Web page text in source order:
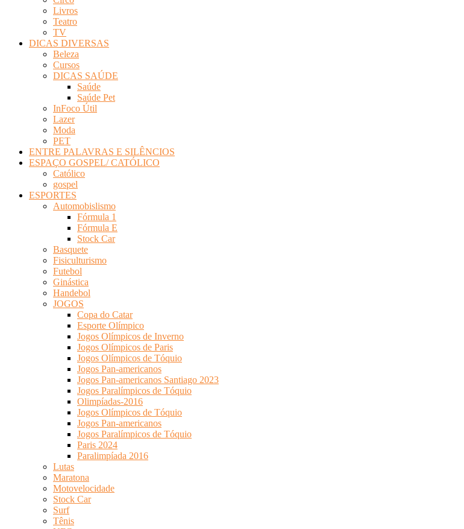
Livros
Teatro
TV
DICAS DIVERSAS
Beleza
Cursos
DICAS SAÚDE
Saúde
Saúde Pet
InFoco Útil
Lazer
Moda
PET
ENTRE PALAVRAS E SILÊNCIOS
ESPAÇO GOSPEL/ CATÓLICO
Católico
gospel
ESPORTES
Automobislismo
Fórmula 1
Fórmula E
Stock Car
Basquete
Fisiculturismo
Futebol
Ginástica
Handebol
JOGOS
Copa do Catar
Esporte Olímpico
Jogos Olímpicos de Inverno
Jogos Olímpicos de Paris
Jogos Olímpicos de Tóquio
Jogos Pan-americanos
Jogos Pan-americanos Santiago 2023
Jogos Paralímpicos de Tóquio
Olimpíadas-2016
Jogos Olímpicos de Tóquio
Jogos Pan-americanos
Jogos Paralímpicos de Tóquio
Paris 2024
Paralimpíada 2016
Lutas
Maratona
Motovelocidade
Stock Car
Surf
Tênis